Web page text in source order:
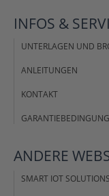
INFOS &
UNTERLAGEN UND
ANLEITUNGEN
KONTAKT
ANDERE
SMART IOT SOLUTIONS